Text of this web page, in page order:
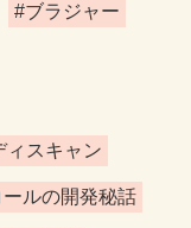
#ブラジャー
ィスキャン
ルの開発秘話